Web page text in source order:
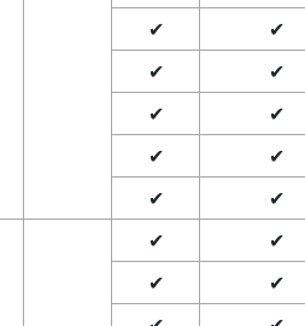
✔ ✔
✔ ✔
✔ ✔
✔ ✔
✔ ✔
✔ ✔
✔ ✔